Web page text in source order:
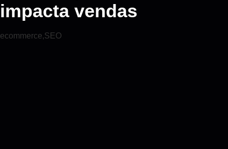
impacta vendas
ecommerce,SEO